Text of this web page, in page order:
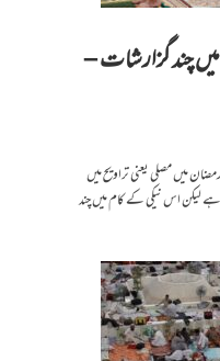
چند گزارشات –
میں مصلی یعنی تراویح میں
لیکن اس نیکی کے کام میں چند